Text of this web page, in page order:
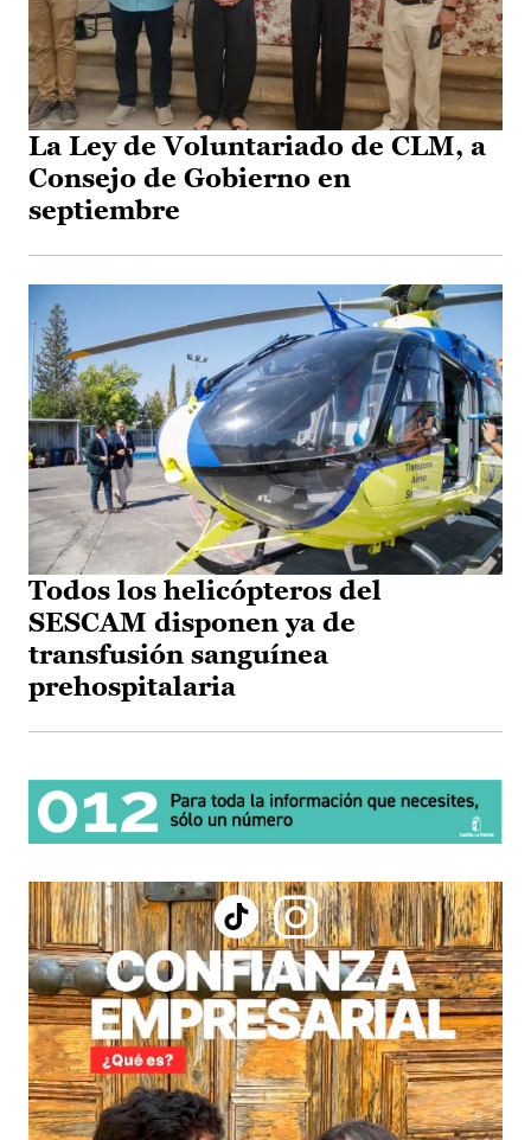
La Ley de Voluntariado de CLM, a
Consejo de Gobierno en
septiembre
Todos los helicópteros del
SESCAM disponen ya de
transfusión sanguínea
prehospitalaria